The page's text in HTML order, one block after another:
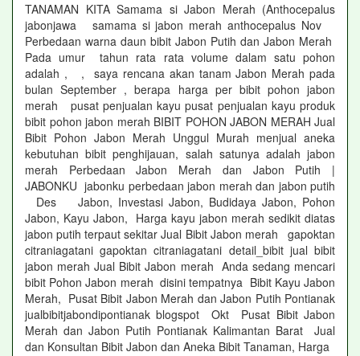
TANAMAN KITA Samama si Jabon Merah (Anthocepalus
jabonjawa samama si jabon merah anthocepalus Nov
Perbedaan warna daun bibit Jabon Putih dan Jabon Merah
Pada umur tahun rata rata volume dalam satu pohon
adalah , , saya rencana akan tanam Jabon Merah pada
bulan September , berapa harga per bibit pohon jabon
merah pusat penjualan kayu pusat penjualan kayu produk
bibit pohon jabon merah BIBIT POHON JABON MERAH Jual
Bibit Pohon Jabon Merah Unggul Murah menjual aneka
kebutuhan bibit penghijauan, salah satunya adalah jabon
merah Perbedaan Jabon Merah dan Jabon Putih |
JABONKU jabonku perbedaan jabon merah dan jabon putih
Des Jabon, Investasi Jabon, Budidaya Jabon, Pohon
Jabon, Kayu Jabon, Harga kayu jabon merah sedikit diatas
jabon putih terpaut sekitar Jual Bibit Jabon merah gapoktan
citraniagatani gapoktan citraniagatani detail_bibit jual bibit
jabon merah Jual Bibit Jabon merah Anda sedang mencari
bibit Pohon Jabon merah disini tempatnya Bibit Kayu Jabon
Merah, Pusat Bibit Jabon Merah dan Jabon Putih Pontianak
jualbibitjabondipontianak blogspot Okt Pusat Bibit Jabon
Merah dan Jabon Putih Pontianak Kalimantan Barat Jual
dan Konsultan Bibit Jabon dan Aneka Bibit Tanaman, Harga